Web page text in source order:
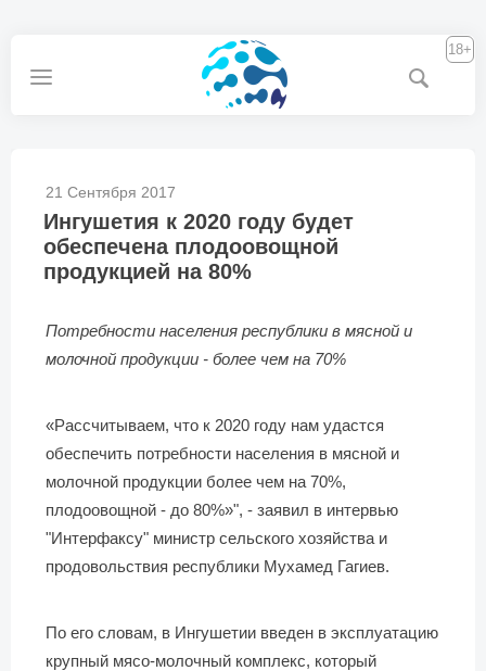
18+
21 Сентября 2017
Ингушетия к 2020 году будет
обеспечена плодоовощной
продукцией на 80%
Потребности населения республики в мясной и
молочной продукции - более чем на 70%
«Рассчитываем, что к 2020 году нам удастся
обеспечить потребности населения в мясной и
молочной продукции более чем на 70%,
плодоовощной - до 80%»", - заявил в интервью
"Интерфаксу" министр сельского хозяйства и
продовольствия республики Мухамед Гагиев.
По его словам, в Ингушетии введен в эксплуатацию
крупный мясо-молочный комплекс, который